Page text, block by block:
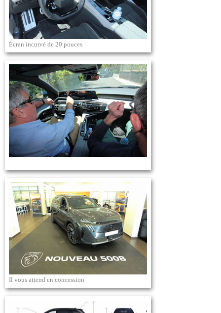
Écran incurvé de 20 pouces
Il vous attend en concession